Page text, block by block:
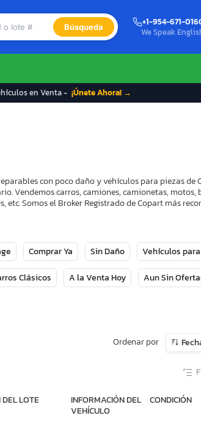
Búsqueda
+1-954-671-
We Speak
en Venta - ¡Únete Ahora! →
con poco daño y vehículos para piezas
Vendemos carros, camiones, camionetas,
Somos el Broker Registrado de Copart más
Comprar Ya Sin Daño Vehículos
Clásicos A la Venta Hoy Aun Sin
Ordenar por
LOTE
INFORMACIÓN DEL
VEHÍCULO
CONDICIÓN